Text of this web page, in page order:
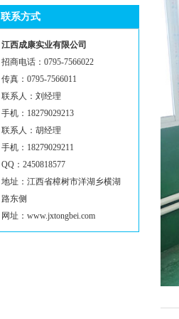
联系方式
江西成康实业有限公司
招商电话：0795-7566022
传真：0795-7566011
联系人：刘经理
手机：18279029213
联系人：胡经理
手机：18279029211
QQ：2450818577
地址：江西省樟树市洋湖乡横湖
路东侧
网址：www.jxtongbei.com